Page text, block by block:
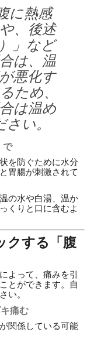
に熱感
、後述
」など
は、温
悪化す
ため、
は温め
い。
で
を防ぐために水分
胃腸が刺激されて
の水や白湯、温か
くりと口に含むよ
クする「腹
よって、痛みを引
とができます。自
い。
痛む
関係している可能